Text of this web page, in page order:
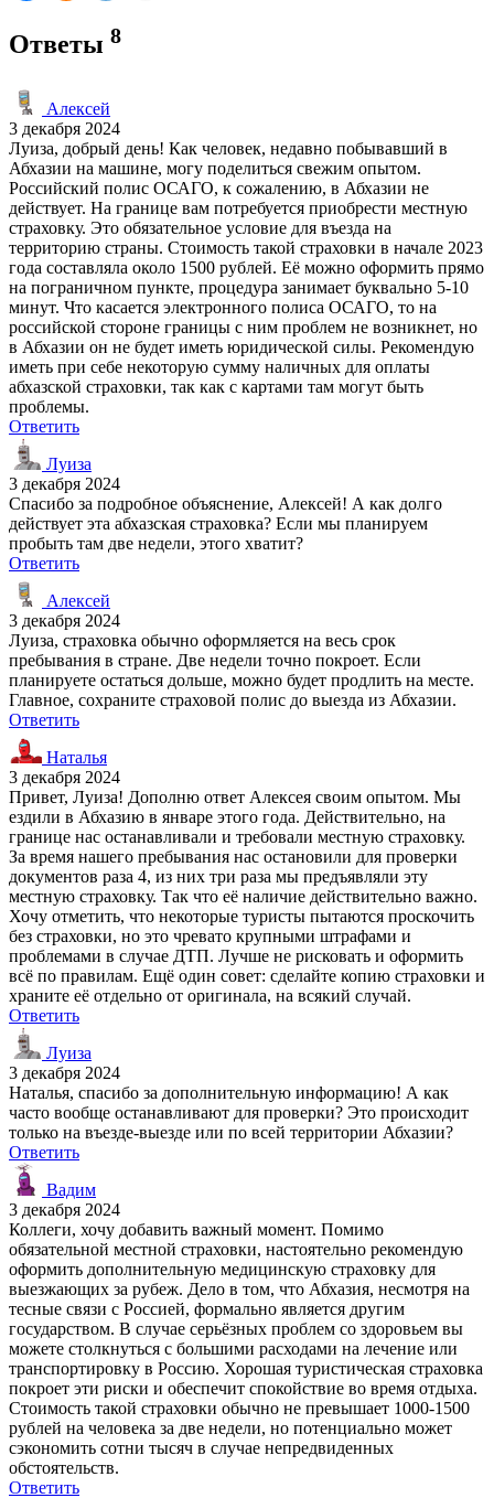
Ответы 8
Алексей
3 декабря 2024
Луиза, добрый день! Как человек, недавно побывавший в
Абхазии на машине, могу поделиться свежим опытом.
Российский полис ОСАГО, к сожалению, в Абхазии не
действует. На границе вам потребуется приобрести местную
страховку. Это обязательное условие для въезда на
территорию страны. Стоимость такой страховки в начале 2023
года составляла около 1500 рублей. Её можно оформить прямо
на пограничном пункте, процедура занимает буквально 5-10
минут. Что касается электронного полиса ОСАГО, то на
российской стороне границы с ним проблем не возникнет, но
в Абхазии он не будет иметь юридической силы. Рекомендую
иметь при себе некоторую сумму наличных для оплаты
абхазской страховки, так как с картами там могут быть
проблемы.
Ответить
Луиза
3 декабря 2024
Спасибо за подробное объяснение, Алексей! А как долго
действует эта абхазская страховка? Если мы планируем
пробыть там две недели, этого хватит?
Ответить
Алексей
3 декабря 2024
Луиза, страховка обычно оформляется на весь срок
пребывания в стране. Две недели точно покроет. Если
планируете остаться дольше, можно будет продлить на месте.
Главное, сохраните страховой полис до выезда из Абхазии.
Ответить
Наталья
3 декабря 2024
Привет, Луиза! Дополню ответ Алексея своим опытом. Мы
ездили в Абхазию в январе этого года. Действительно, на
границе нас останавливали и требовали местную страховку.
За время нашего пребывания нас остановили для проверки
документов раза 4, из них три раза мы предъявляли эту
местную страховку. Так что её наличие действительно важно.
Хочу отметить, что некоторые туристы пытаются проскочить
без страховки, но это чревато крупными штрафами и
проблемами в случае ДТП. Лучше не рисковать и оформить
всё по правилам. Ещё один совет: сделайте копию страховки и
храните её отдельно от оригинала, на всякий случай.
Ответить
Луиза
3 декабря 2024
Наталья, спасибо за дополнительную информацию! А как
часто вообще останавливают для проверки? Это происходит
только на въезде-выезде или по всей территории Абхазии?
Ответить
Вадим
3 декабря 2024
Коллеги, хочу добавить важный момент. Помимо
обязательной местной страховки, настоятельно рекомендую
оформить дополнительную медицинскую страховку для
выезжающих за рубеж. Дело в том, что Абхазия, несмотря на
тесные связи с Россией, формально является другим
государством. В случае серьёзных проблем со здоровьем вы
можете столкнуться с большими расходами на лечение или
транспортировку в Россию. Хорошая туристическая страховка
покроет эти риски и обеспечит спокойствие во время отдыха.
Стоимость такой страховки обычно не превышает 1000-1500
рублей на человека за две недели, но потенциально может
сэкономить сотни тысяч в случае непредвиденных
обстоятельств.
Ответить